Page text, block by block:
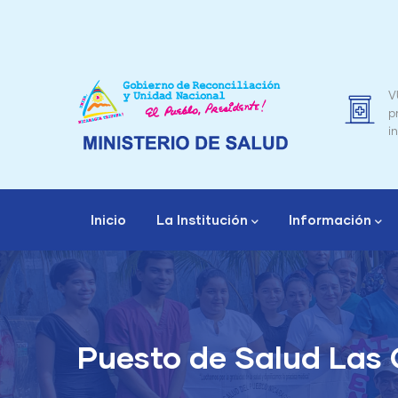
VUCEN – Trámite de factura de
producto farmacéutico y de otro
principal
Inicio La Institución Información
Puesto de Salud Las